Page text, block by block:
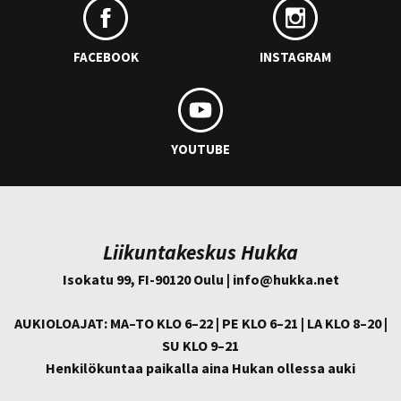
FACEBOOK INSTAGRAM
YOUTUBE
Liikuntakeskus Hukka
Isokatu 99, FI-90120 Oulu | info@hukka.net
AUKIOLOAJAT: MA–TO KLO 6–22 | PE KLO 6–21 | LA KLO 8–20 |
SU KLO 9–21
Henkilökuntaa paikalla aina Hukan ollessa auki